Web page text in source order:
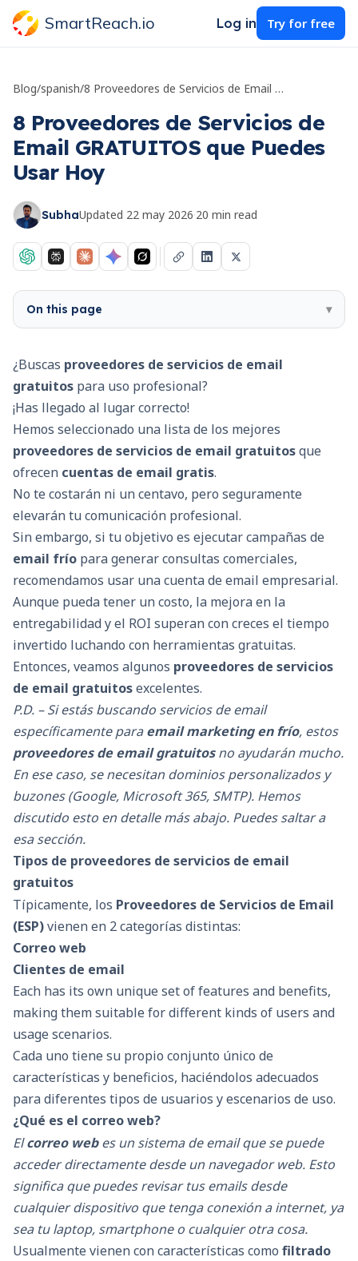
SmartReach.io Log in Try for free
Blog/spanish/ 8 Proveedores de Servicios de Email GRATUITOS que Puedes Usar Hoy
8 Proveedores de Servicios de
Email GRATUITOS que Puedes
Usar Hoy
SubhaUpdated 22 may 2026·20 min read
On this page ▾
¿Buscas proveedores de servicios de email
gratuitos para uso profesional?
¡Has llegado al lugar correcto!
Hemos seleccionado una lista de los mejores
proveedores de servicios de email gratuitosque
ofrecen cuentas de email gratis.
No te costarán ni un centavo, pero seguramente
elevarán tu comunicación profesional.
Sin embargo, si tu objetivo es ejecutar campañas de
email frío para generar consultas comerciales,
recomendamos usar una cuenta de email empresarial.
Aunque pueda tener un costo, la mejora en la
entregabilidad y el ROI superan con creces el tiempo
invertido luchando con herramientas gratuitas.
Entonces, veamos algunos proveedores de servicios
de email gratuitosexcelentes.
P.D. – Si estás buscando servicios de email
específicamente paraemail marketing en frío, estos
proveedores de email gratuitosno ayudarán mucho.
En ese caso, se necesitan dominios personalizados y
buzones (Google, Microsoft 365, SMTP). Hemos
discutido esto en detalle más abajo. Puedes saltar a
esa sección.
Tipos de proveedores de servicios de email
gratuitos
Típicamente, los Proveedores de Servicios de Email
(ESP)vienen en 2 categorías distintas:
Correo web
Clientes de email
Each has its own unique set of features and benefits,
making them suitable for different kinds of users and
usage scenarios.
Cada uno tiene su propio conjunto único de
características y beneficios, haciéndolos adecuados
para diferentes tipos de usuarios y escenarios de uso.
¿Qué es el correo web?
Elcorreo webes un sistema de email que se puede
acceder directamente desde un navegador web. Esto
significa que puedes revisar tus emails desde
cualquier dispositivo que tenga conexión a internet, ya
sea tu laptop, smartphone o cualquier otra cosa.
Usualmente vienen con características como filtrado